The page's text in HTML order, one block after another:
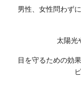
男性、女性問わず
太陽光
目を守るための効